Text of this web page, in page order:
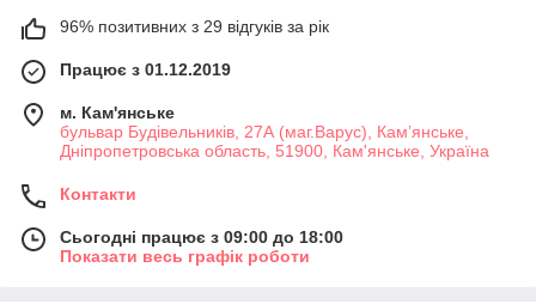
96% позитивних з 29 відгуків за рік
Працює з 01.12.2019
м. Кам'янське
бульвар Будівельників, 27А (маг.Варус), Кам’янське,
Дніпропетровська область, 51900, Кам'янське, Україна
Контакти
Сьогодні працює з 09:00 до 18:00
Показати весь графік роботи